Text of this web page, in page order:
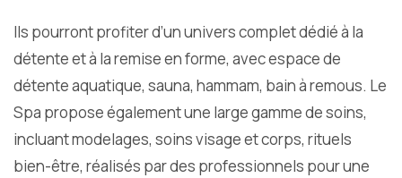
Ils pourront profiter d’un univers complet dédié à la
détente et à la remise en forme, avec espace de
détente aquatique, sauna, hammam, bain à remous. Le
Spa propose également une large gamme de soins,
incluant modelages, soins visage et corps, rituels
bien-être, réalisés par des professionnels pour une